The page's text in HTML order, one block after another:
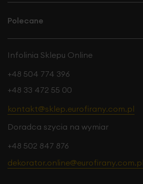
Polecane
Infolinia Sklepu Online
+48 504 774 396
+48 33 472 55 00
kontakt@sklep.eurofirany.com.pl
Doradca szycia na wymiar
+48 502 847 876
dekorator.online@eurofirany.com.pl